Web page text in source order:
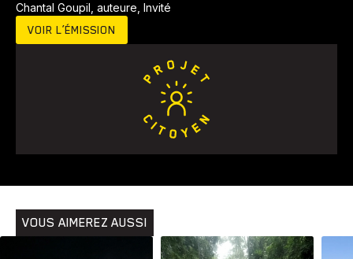
Bingo Communauté
Chantal Goupil, auteure, Invité
VOIR L’ÉMISSION
VOUS AIMEREZ AUSSI